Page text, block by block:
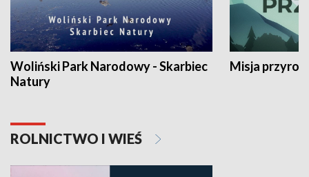
Woliński Park Narodowy - Skarbiec
Natury
Misja
ROLNICTWO I WIEŚ